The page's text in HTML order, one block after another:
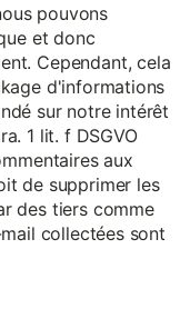
pouvons
et donc
Cependant, cela
d'informations
sur notre intérêt
1 lit. f DSGVO
aux
de supprimer les
des tiers comme
collectées sont